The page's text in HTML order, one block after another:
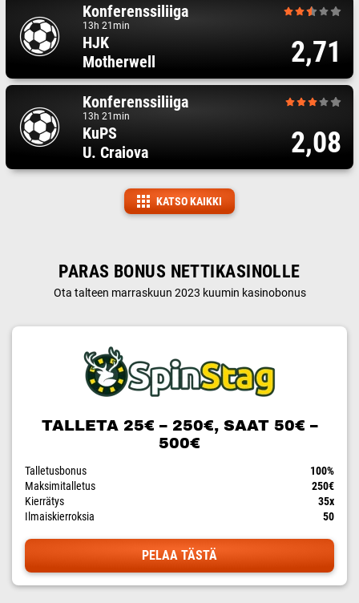
Konferenssiliiga
13h 21min
HJK
Motherwell
2,71
Konferenssiliiga
13h 21min
KuPS
U. Craiova
2,08
KATSO KAIKKI
PARAS BONUS NETTIKASINOLLE
Ota talteen marraskuun 2023 kuumin kasinobonus
TALLETA 25€ – 250€, SAAT 50€ –
500€
Talletusbonus
100%
Maksimitalletus
250€
Kierrätys
35x
Ilmaiskierroksia
50
PELAA TÄSTÄ